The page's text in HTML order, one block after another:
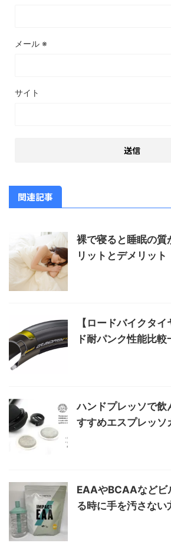
メール ※
サイト
関連記事
裸で寝ると睡眠の質
リットとデメリット
【ロードバイクタ
ド耐パンク性能比較
ハンドプレッソで飲
すすめエスプレッソ
EAAやBCAAなどビ
る時に手を汚さない